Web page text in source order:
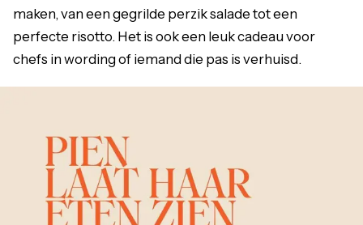
maken, van een gegrilde perzik salade tot een
perfecte risotto. Het is ook een leuk cadeau voor
chefs in wording of iemand die pas is verhuisd.